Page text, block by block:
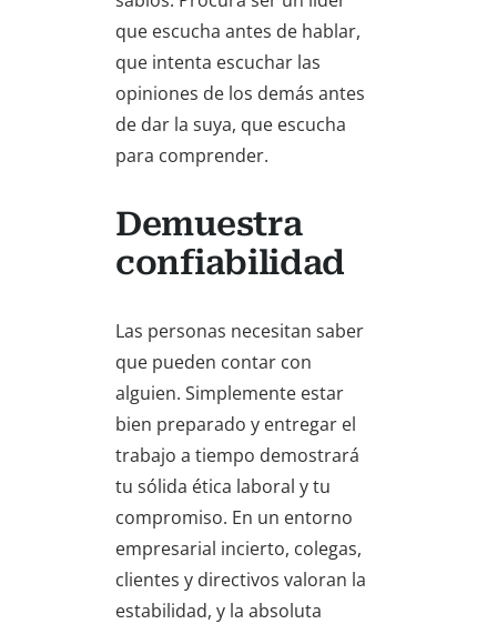
que escucha antes de hablar,
que intenta escuchar las
opiniones de los demás antes
de dar la suya, que escucha
para comprender.
Demuestra
confiabilidad
Las personas necesitan saber
que pueden contar con
alguien. Simplemente estar
bien preparado y entregar el
trabajo a tiempo demostrará
tu sólida ética laboral y tu
compromiso. En un entorno
empresarial incierto, colegas,
clientes y directivos valoran la
estabilidad, y la absoluta